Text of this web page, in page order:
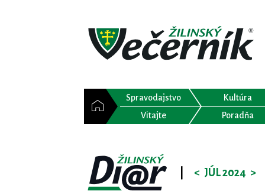
Spravodajstvo Kultúra
Vitajte
Poradňa
< JÚL 2024 >